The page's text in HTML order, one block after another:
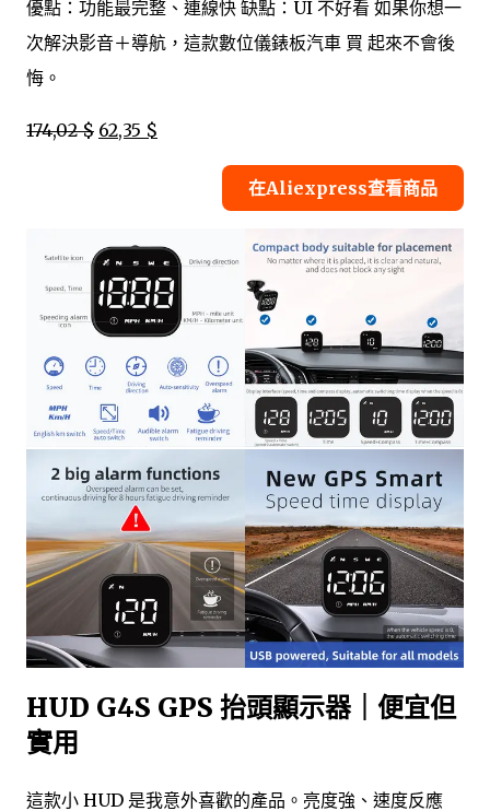
優點：功能最完整、連線快 缺點：UI 不好看 如果你想一
次解決影音＋導航，這款數位儀錶板汽車 買 起來不會後
悔。
174,02 $ 62,35 $
在Aliexpress查看商品
HUD G4S GPS 抬頭顯示器｜便宜但
實用
這款小 HUD 是我意外喜歡的產品。亮度強、速度反應